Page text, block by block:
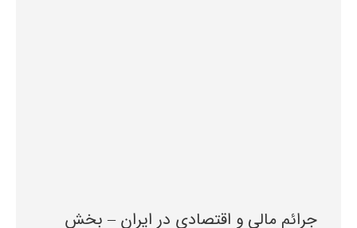
جرائم مالی و اقتصادی در ایران – بخش